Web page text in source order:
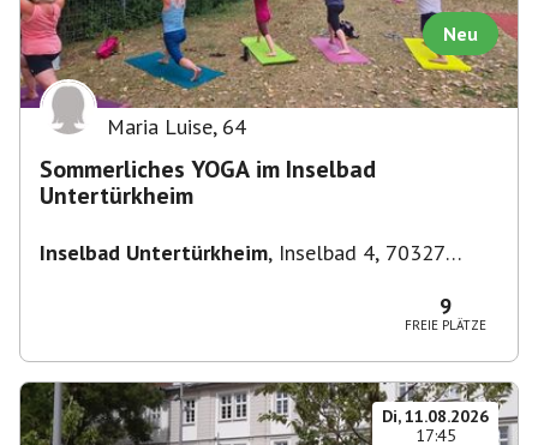
Neu
Maria Luise, 64
Sommerliches YOGA im Inselbad
Untertürkheim
Inselbad Untertürkheim, Inselbad 4, 70327
9
FREIE PLÄTZE
Di, 11.08.2026
17:45